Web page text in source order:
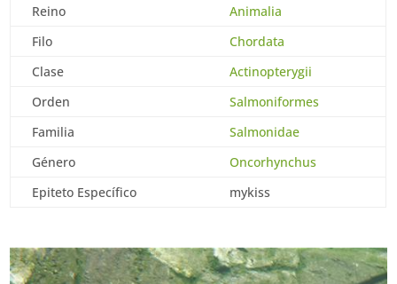
Reino
Animalia
Filo
Chordata
Clase
Actinopterygii
Orden
Salmoniformes
Familia
Salmonidae
Género
Oncorhynchus
Epiteto Específico
mykiss